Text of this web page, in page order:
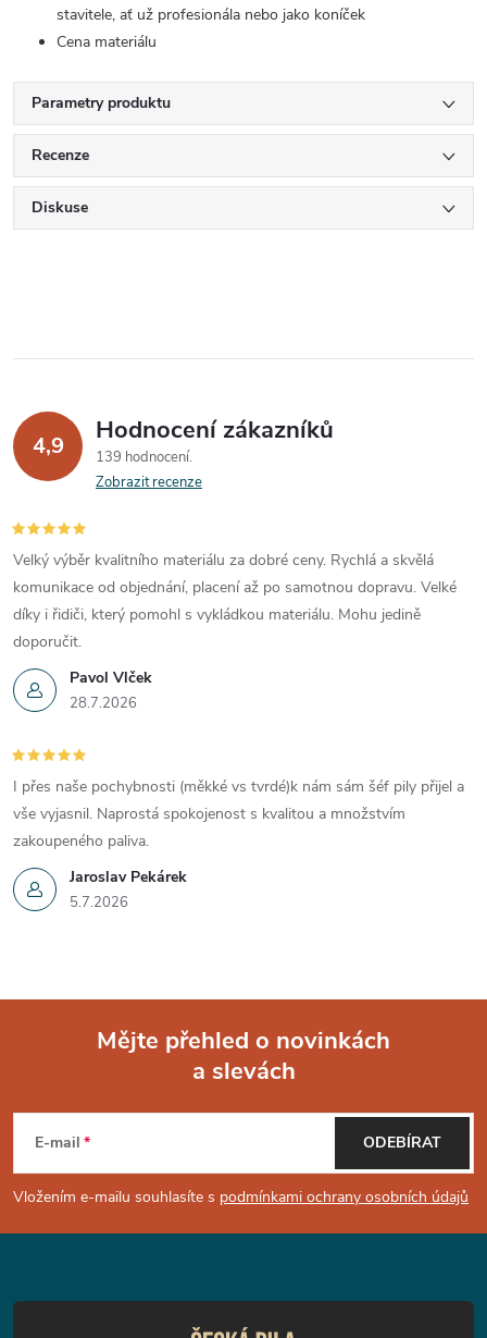
stavitele, ať už profesionála nebo jako koníček
Cena materiálu
Parametry produktu
Recenze
Diskuse
4,9 Hodnocení zákazníků
139 hodnocení
Zobrazit recenze
Pavol Vlček
28.7.2026
Velký výběr kvalitního materiálu za dobré ceny. Rychlá a skvělá
komunikace od objednání, placení až po samotnou dopravu. Velké
díky i řidiči, který pomohl s vykládkou materiálu. Mohu jedině
doporučit.
Jaroslav Pekárek
5.7.2026
I přes naše pochybnosti (měkké vs tvrdé)k nám sám šéf pily přijel a
vše vyjasnil. Naprostá spokojenost s kvalitou a množstvím
zakoupeného paliva.
p
a
t
Mějte přehled o novinkách
a slevách
E-mail
Vložením e-mailu souhlasíte s podmínkami ochrany osobních údajů
ODEBÍRAT